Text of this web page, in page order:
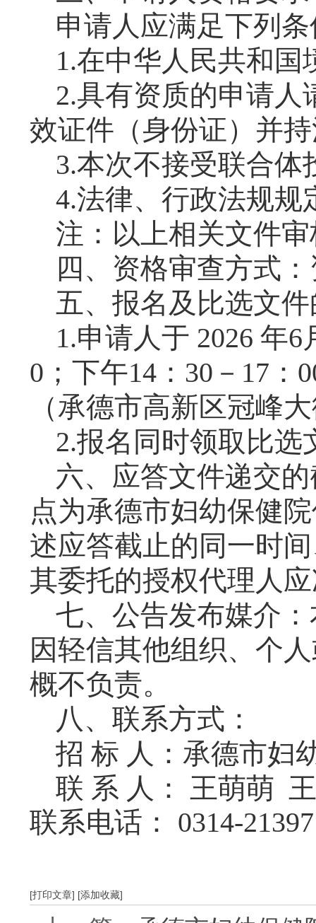
申请人应满足下列
1.在中华人民共和
2.具有资质的申请
效证件（身份证）并
3.本次不接受联合体
4.法律、行政法规规
注：以上相关文件
四、资格审查方式
五、报名及比选文
1.申请人于 2026 年6
0；下午14：30－17：
（承德市高新区冠峰
2.报名同时领取比选
六、应答文件递交
点为承德市妇幼保健
述应答截止的同一时
其委托的授权代理人
七、公告发布媒介：
因轻信其他组织、个
概不负责。
八、联系方式：
招 标 人：承德市妇
联 系 人： 王萌萌
联系电话：
0314-
[打印文章] [添加收藏]